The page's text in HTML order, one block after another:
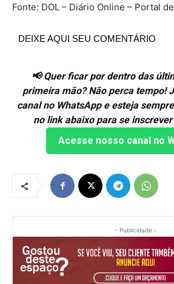
Fonte: DOL – Diário Online – Portal
DEIXE AQUI SEU COMENTÁRIO
📢 Quer ficar por dentro das
primeira mão? Não perca tempo!
canal no WhatsApp e esteja
no link abaixo para se
Acesse nosso canal no
- Publicidade -